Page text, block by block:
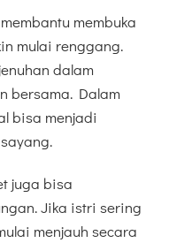
membuka
mulai renggang.
dalam
bersama. Dalam
bisa menjadi
juga bisa
Jika istri sering
menjauh secara